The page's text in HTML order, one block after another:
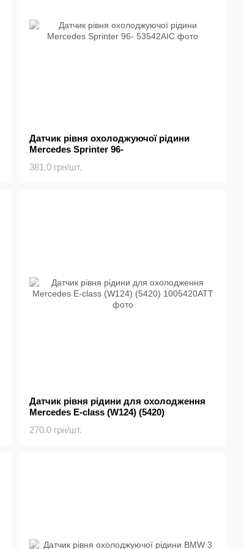
Датчик рівня охолоджуючої рідини
Mercedes Sprinter 96-
381.0 грн/шт.
Датчик рівня рідини для охолодження
Mercedes E-class (W124) (5420)
270.0 грн/шт.